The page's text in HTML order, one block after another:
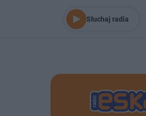
Słuchaj radia